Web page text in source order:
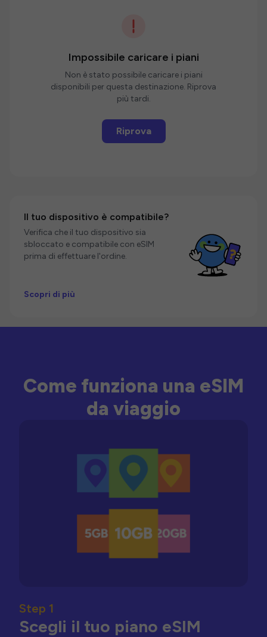
Impossibile caricare i piani
Non è stato possibile caricare i piani
disponibili per questa destinazione. Riprova
più tardi.
Riprova
Il tuo dispositivo è compatibile?
Verifica che il tuo dispositivo sia
sbloccato e compatibile con eSIM
prima di effettuare l'ordine.
Scopri di più
Come funziona una eSIM
da viaggio
Step 1
Scegli il tuo piano eSIM